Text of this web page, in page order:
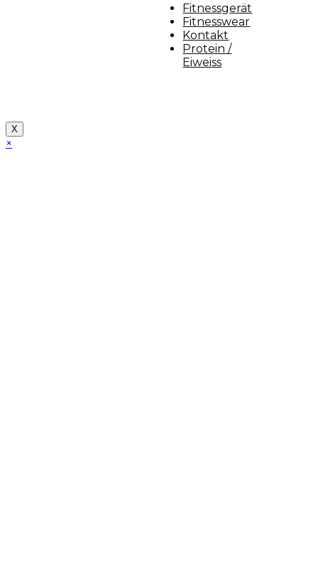
Fitnessgerät
Fitnesswear
Kontakt
Protein /
Eiweiss
X
×